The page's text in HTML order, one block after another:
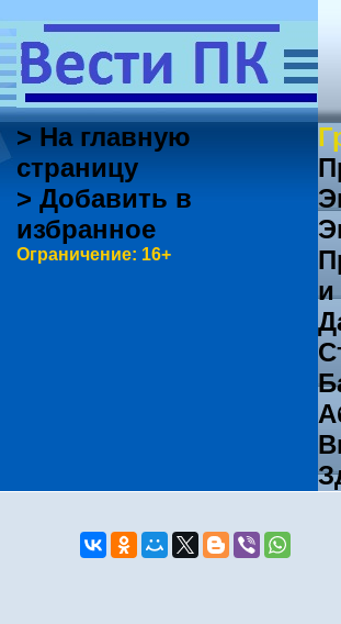
> На главную
страницу
> Добавить в
избранное
Ограничение: 16+